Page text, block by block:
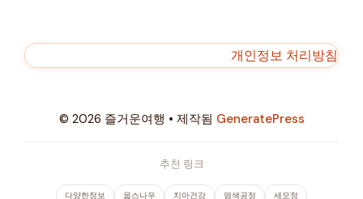
개인정보 처리방침
© 2026 즐거운여행 • 제작됨 GeneratePress
추천 링크
다양한정보 웁스나우 치아건강 염색공정 세모정